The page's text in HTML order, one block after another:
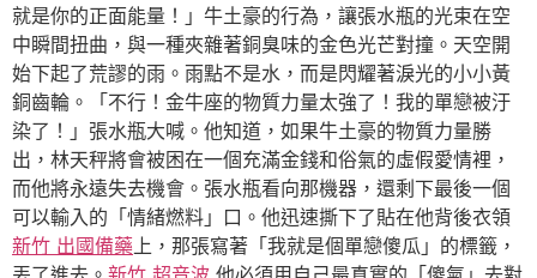
就是你的正面能量！」牛土豪的行為，讓張水瓶的光束在空
中瞬間扭曲，與一種夾雜著銅臭味的金色光芒對撞。天空開
始下起了荒謬的雨。雨點不是水，而是閃耀著淚光的小小黃
銅齒輪。「不行！金牛座的物質力量太強了！我的單戀被汙
染了！」張水瓶大喊。他知道，如果牛土豪的物質力量勝
出，林天秤將會被困在一個充滿金錢和俗氣的虛假愛情裡，
而他將永遠失去機會。張水瓶看向那機器，還剩下最後一個
可以輸入的「情緒燃料」口。他迅速撕下了貼在他背後衣領
新竹 出國備藥 上，那張寫著「我就是個單戀傻瓜」的標籤，